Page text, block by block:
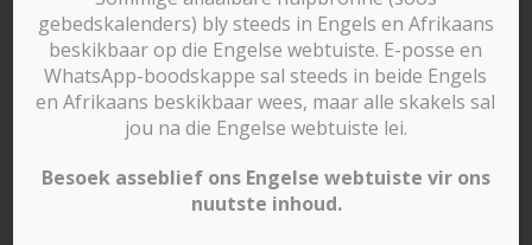
Beskerm Christenvrouens soos
Rekha van hul DUBBELE
kwesbaarheid
gebedskalenders) bly steeds in Engels en Afrikaans
beskikbaar op die Engelse webtuiste. E-posse en
WhatsApp-boodskappe sal steeds in beide Engels
en Afrikaans beskikbaar wees, maar alle skakels sal
jou na die Engelse webtuiste lei.
Besoek asseblief ons Engelse webtuiste vir ons
nuutste inhoud.